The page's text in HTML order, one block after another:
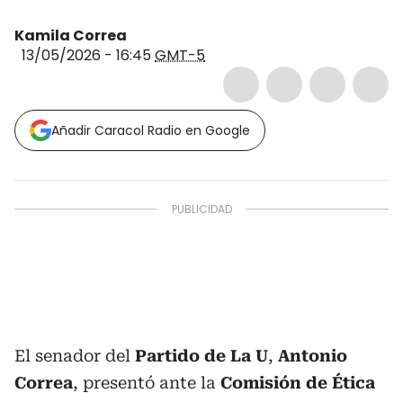
Kamila Correa
13/05/2026 - 16:45GMT-5
Añadir Caracol Radio en Google
El senador del Partido de La U, Antonio
Correa, presentó ante la Comisión de Ética